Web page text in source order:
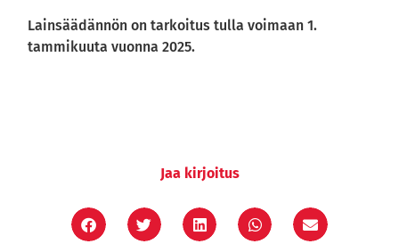
Lainsäädännön on tarkoitus tulla voimaan 1.
tammikuuta vuonna 2025.
Jaa kirjoitus